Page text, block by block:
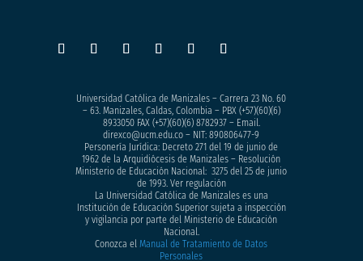
Universidad Católica de Manizales – Carrera 23 No. 60
– 63. Manizales, Caldas, Colombia – PBX (+57)(60)(6)
8933050FAX (+57)(60)(6) 8782937 – Email.
direxco@ucm.edu.co – NIT: 890806477-9
Personería Jurídica: Decreto 271 del 19 de junio de
1962 de la Arquidiócesis de Manizales – Resolución
Ministerio de Educación Nacional: 3275 del 25 de junio
de 1993. Ver regulación
La Universidad Católica de Manizales es una
Institución de Educación Superior sujeta a inspección
y vigilancia por parte del Ministerio de Educación
Nacional.
Conozca elManual de Tratamiento de Datos
Personales